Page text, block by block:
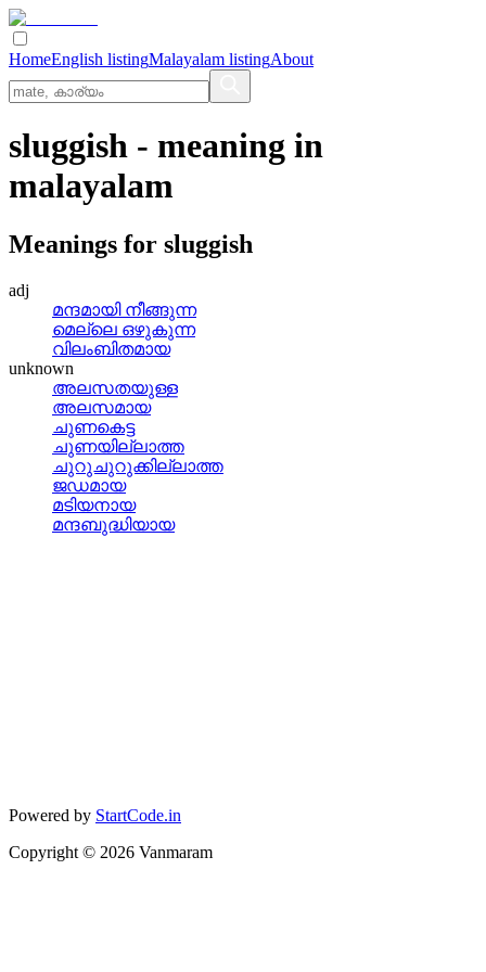
HomeEnglish listingMalayalam listingAbout
sluggish - meaning in
malayalam
Meanings for sluggish
adj
മന്ദമായി നീങ്ങുന്ന
മെല്ലെ ഒഴുകുന്ന
വിലംബിതമായ
unknown
അലസതയുള്ള
അലസമായ
ചുണകെട്ട
ചുണയില്ലാത്ത
ചുറുചുറുക്കില്ലാത്ത
ജഡമായ
മടിയനായ
മന്ദബുദ്ധിയായ
Powered by StartCode.in
Copyright © 2026 Vanmaram